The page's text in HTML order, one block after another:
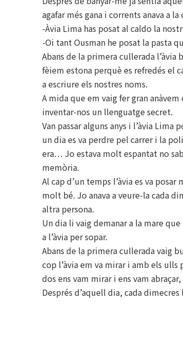
agafar més gana i corrents anava a
-Àvia Lima has posat al caldo la
-Oi tant Ousman he posat la pasta
Abans de la primera cullerada
fèiem estona perquè es refredés el
a escriure els nostres noms.
A mida que em vaig fer gran
inventar-nos un llenguatge secret.
Van passar alguns anys i l’àvia
un dia es va perdre pel carrer i la
era… Jo estava molt espantat no
memòria.
Al cap d’un temps l’àvia es va
molt bé. Jo anava a veure-la cada
altra persona.
Un dia li vaig demanar a la mare
a l’àvia per sopar.
Abans de la primera cullerada vaig
cop l’àvia em va mirar i amb els
dos ens vam mirar i ens vam
Després d’aquell dia, cada dimecres